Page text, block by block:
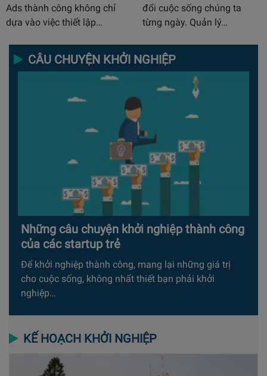
Ads thành công không chỉ
dựa vào việc thiết lập…
đổi cuộc sống chúng ta
từng ngày. Quản lý…
CÂU CHUYỆN KHỞI NGHIỆP
Những câu chuyện khởi nghiệp thành công
của các startup trẻ
Để khởi nghiệp thành công, mang lại những giá trị
cho cuộc sống, không nhất thiết bạn phải khởi
nghiệp…
KẾ HOẠCH KHỞI NGHIỆP